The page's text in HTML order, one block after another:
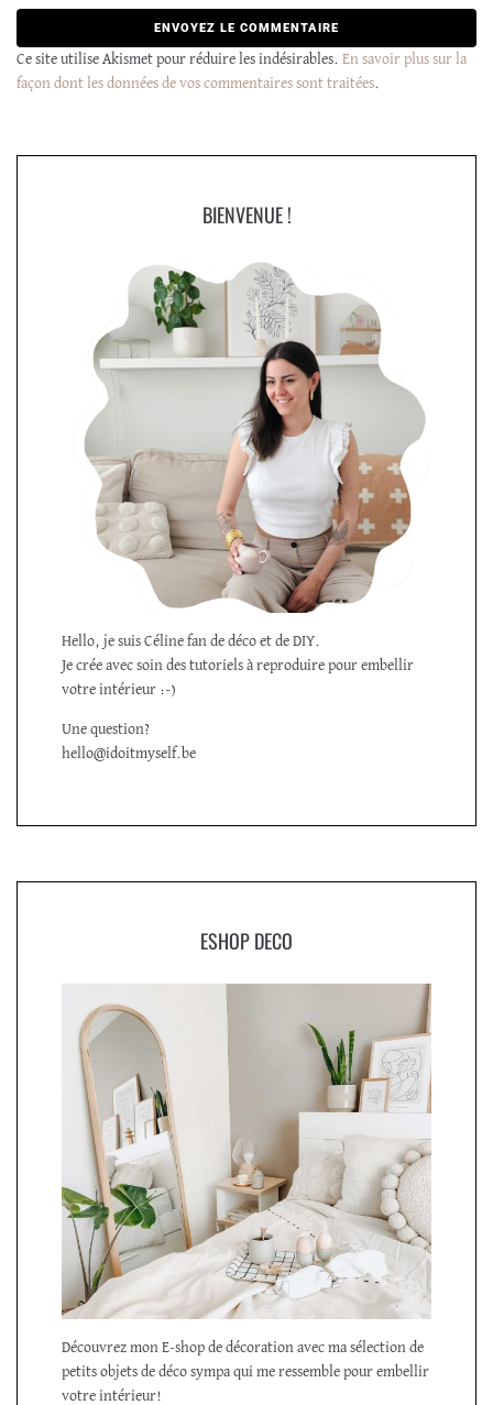
Ce site utilise Akismet pour réduire les indésirables. En savoir plus sur la
façon dont les données de vos commentaires sont traitées.
BIENVENUE !
Hello, je suis Céline fan de déco et de DIY.
Je crée avec soin des tutoriels à reproduire pour embellir
votre intérieur :-)
Une question?
hello@idoitmyself.be
ESHOP DECO
Découvrez mon E-shop de décoration avec ma sélection de
petits objets de déco sympa qui me ressemble pour embellir
votre intérieur!